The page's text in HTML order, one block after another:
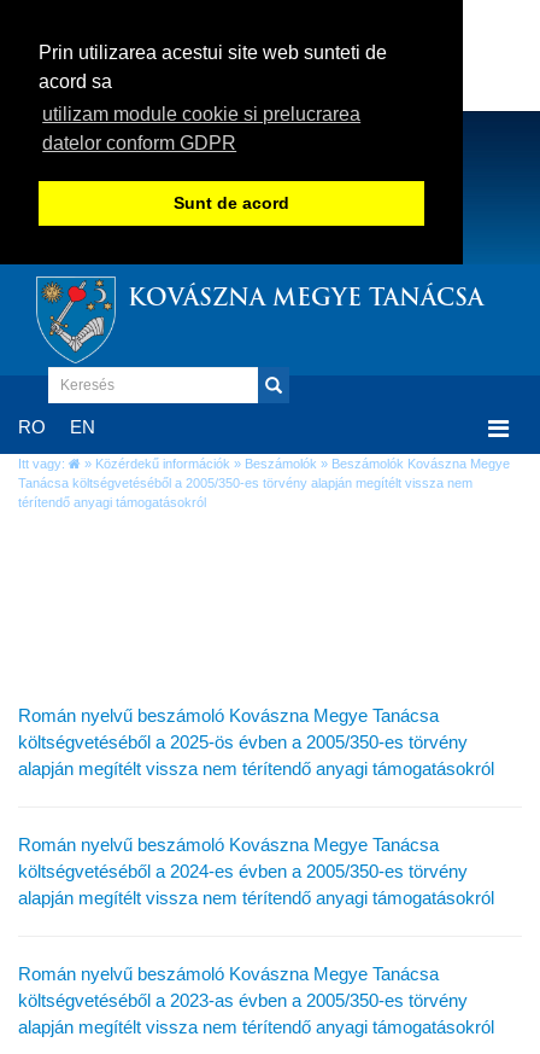
Prin utilizarea acestui site web sunteti de
acord sa
utilizam module cookie si prelucrarea
datelor conform GDPR
Sunt de acord
KOVÁSZNA MEGYE TANÁCSA
RO EN
Itt vagy: » Közérdekű információk » Beszámolók » Beszámolók Kovászna Megye
Tanácsa költségvetéséből a 2005/350-es törvény alapján megítélt vissza nem
térítendő anyagi támogatásokról
Román nyelvű beszámoló Kovászna Megye Tanácsa
költségvetéséből a 2025-ös évben a 2005/350-es törvény
alapján megítélt vissza nem térítendő anyagi támogatásokról
Román nyelvű beszámoló Kovászna Megye Tanácsa
költségvetéséből a 2024-es évben a 2005/350-es törvény
alapján megítélt vissza nem térítendő anyagi támogatásokról
Román nyelvű beszámoló Kovászna Megye Tanácsa
költségvetéséből a 2023-as évben a 2005/350-es törvény
alapján megítélt vissza nem térítendő anyagi támogatásokról